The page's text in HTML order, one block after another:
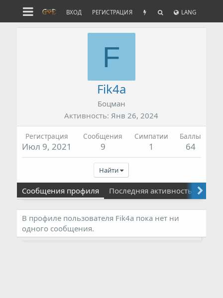
ВХОД РЕГИСТРАЦИЯ LANG
F
Fik4a
Боцман
Активность Янв 26, 2024
Регистрация
Июл 9, 2021
Сообщения
9
Симпатии
1
Баллы
64
Найти
Сообщения профиля Последняя активность
В профиле пользователя Fik4a пока нет ни
одного сообщения.